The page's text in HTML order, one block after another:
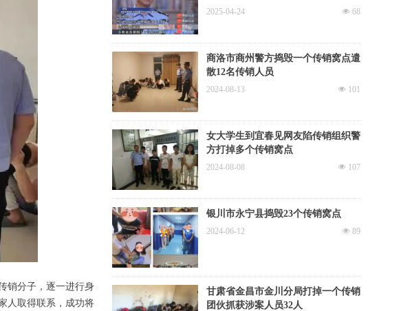
销分子，逐一进行身
人取得联系，成功将
넶 68
2025-04-24
商洛市商州警方捣毁一个传销窝点遣
散12名传销人员
넶 101
2024-08-13
女大学生到宜春见网友陷传销组织警
方打掉多个传销窝点
넶 107
2024-08-08
银川市永宁县捣毁23个传销窝点
넶 89
2024-06-12
甘肃省金昌市金川分局打掉一个传销
团伙抓获涉案人员32人